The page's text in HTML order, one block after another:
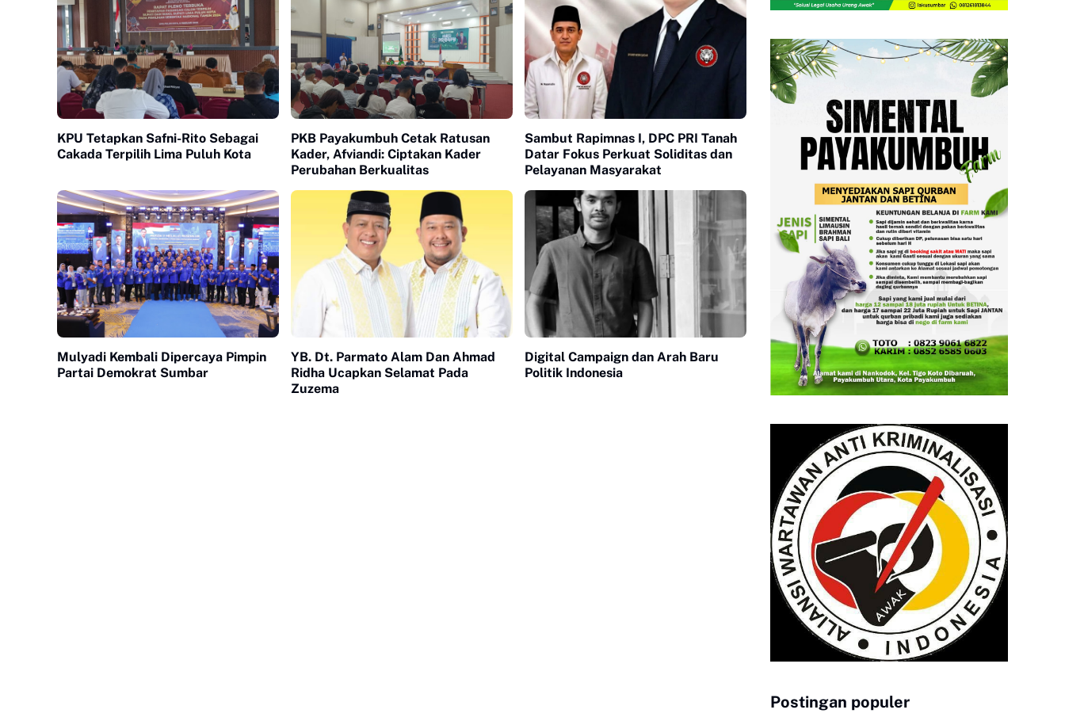
KPU Tetapkan Safni-Rito Sebagai
Cakada Terpilih Lima Puluh Kota
PKB Payakumbuh Cetak Ratusan
Kader, Afviandi: Ciptakan Kader
Perubahan Berkualitas
Sambut Rapimnas I, DPC PRI Tanah
Datar Fokus Perkuat Soliditas dan
Pelayanan Masyarakat
Mulyadi Kembali Dipercaya Pimpin
Partai Demokrat Sumbar
YB. Dt. Parmato Alam Dan Ahmad
Ridha Ucapkan Selamat Pada
Zuzema
Digital Campaign dan Arah Baru
Politik Indonesia
Postingan populer